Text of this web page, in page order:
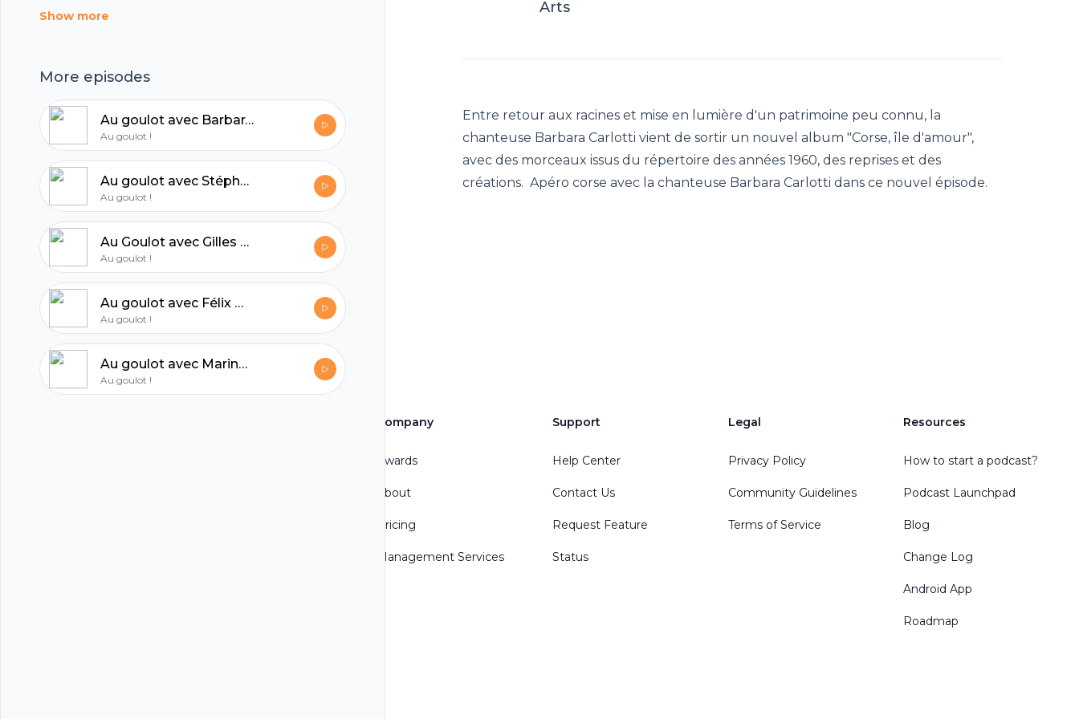
issus du répertoire des années 1960, des
épisode.
Show more
More episodes
Au goulot avec Barbara Carlotti #8
Au goulot !
Au goulot avec Stéphane De Groodt ! #7
Au goulot !
Au Goulot avec Gilles Gaston Dreyfus #6
Au goulot !
Au goulot avec Félix Moati #5
Au goulot !
Au goulot avec Marina Rollman #4
Au goulot !
Arts
Entre retour aux racines et mise en lumière d'un patrimoine peu connu, la
chanteuse Barbara Carlotti vient de sortir un nouvel album "Corse, île d'amour",
avec des morceaux issus du répertoire des années 1960, des reprises et des
créations. Apéro corse avec la chanteuse Barbara Carlotti dans ce nouvel épisode.
Footer
Company
Awards
About
Pricing
Management Services
Support
Help Center
Contact Us
Request Feature
Status
Legal
Privacy Policy
Community Guidelines
Terms of Service
Resources
How to start a podcast?
Podcast Launchpad
Blog
Change Log
Android App
Roadmap